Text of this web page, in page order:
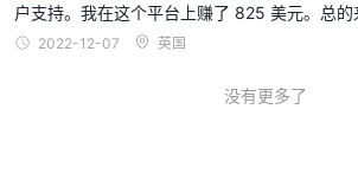
户支持。我在这个平台上赚了 825 美元。总的
2022-12-07 英国
没有更多了